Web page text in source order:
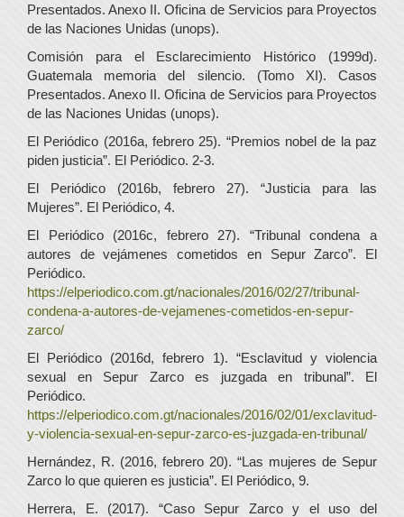
Presentados. Anexo II. Oficina de Servicios para Proyectos
de las Naciones Unidas (unops).
Comisión para el Esclarecimiento Histórico (1999d).
Guatemala memoria del silencio. (Tomo XI). Casos
Presentados. Anexo II. Oficina de Servicios para Proyectos
de las Naciones Unidas (unops).
El Periódico (2016a, febrero 25). “Premios nobel de la paz
piden justicia”. El Periódico. 2-3.
El Periódico (2016b, febrero 27). “Justicia para las
Mujeres”. El Periódico, 4.
El Periódico (2016c, febrero 27). “Tribunal condena a
autores de vejámenes cometidos en Sepur Zarco”. El
Periódico.
https://elperiodico.com.gt/nacionales/2016/02/27/tribunal-
condena-a-autores-de-vejamenes-cometidos-en-sepur-
zarco/
El Periódico (2016d, febrero 1). “Esclavitud y violencia
sexual en Sepur Zarco es juzgada en tribunal”. El
Periódico.
https://elperiodico.com.gt/nacionales/2016/02/01/exclavitud-
y-violencia-sexual-en-sepur-zarco-es-juzgada-en-tribunal/
Hernández, R. (2016, febrero 20). “Las mujeres de Sepur
Zarco lo que quieren es justicia”. El Periódico, 9.
Herrera, E. (2017). “Caso Sepur Zarco y el uso del